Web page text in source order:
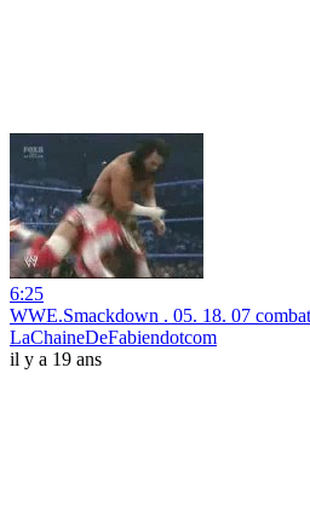
6:25
WWE.Smackdown . 05. 18. 07
LaChaineDeFabiendotcom
il y a 19 ans